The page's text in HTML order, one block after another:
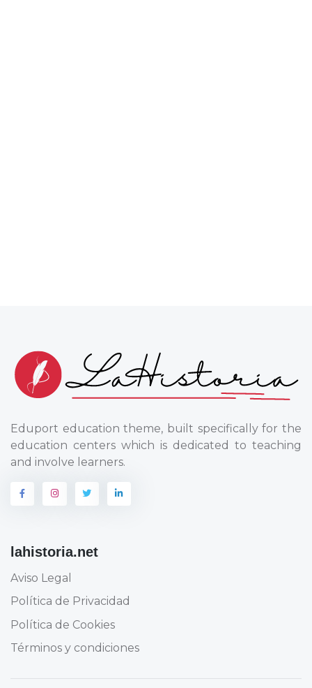
Eduport education theme, built specifically for the
education centers which is dedicated to teaching
and involve learners.
lahistoria.net
Aviso Legal
Política de Privacidad
Política de Cookies
Términos y condiciones